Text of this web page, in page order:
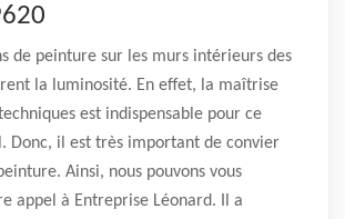
de peinture sur les murs intérieurs des
la luminosité. En effet, la maîtrise
est indispensable pour ce
Donc, il est très important de convier
Ainsi, nous pouvons vous
appel à Entreprise Léonard. Il a